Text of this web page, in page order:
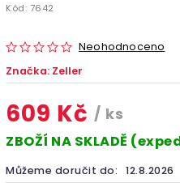
Kód: 7642
Neohodnoceno
Značka: Zeller
609 Kč / ks
ZBOŽÍ NA SKLADĚ
Můžeme doručit do: 12.8.2026